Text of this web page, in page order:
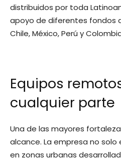
distribuidos por toda
apoyo de diferentes fondos
Chile, México, Perú y
Equipos
cualquier parte
Una de las mayores
alcance. La empresa no
en zonas urbanas